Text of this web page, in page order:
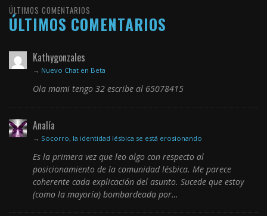
ÚLTIMOS COMENTARIOS
ÚLTIMOS COMENTARIOS
Kathygonzales
→ Nuevo Chat en Beta
Ola mami tengo 32 escribe al 65078415
Analía
→ Socorro, la identidad lésbica se está erosionando
Es la primera vez que leo algo con respecto al
posicionamiento de la comunidad lésbica. Me parece
coherente cada explicación del asunto. Sucede que estoy
(como la mayoría) bombardeada por…